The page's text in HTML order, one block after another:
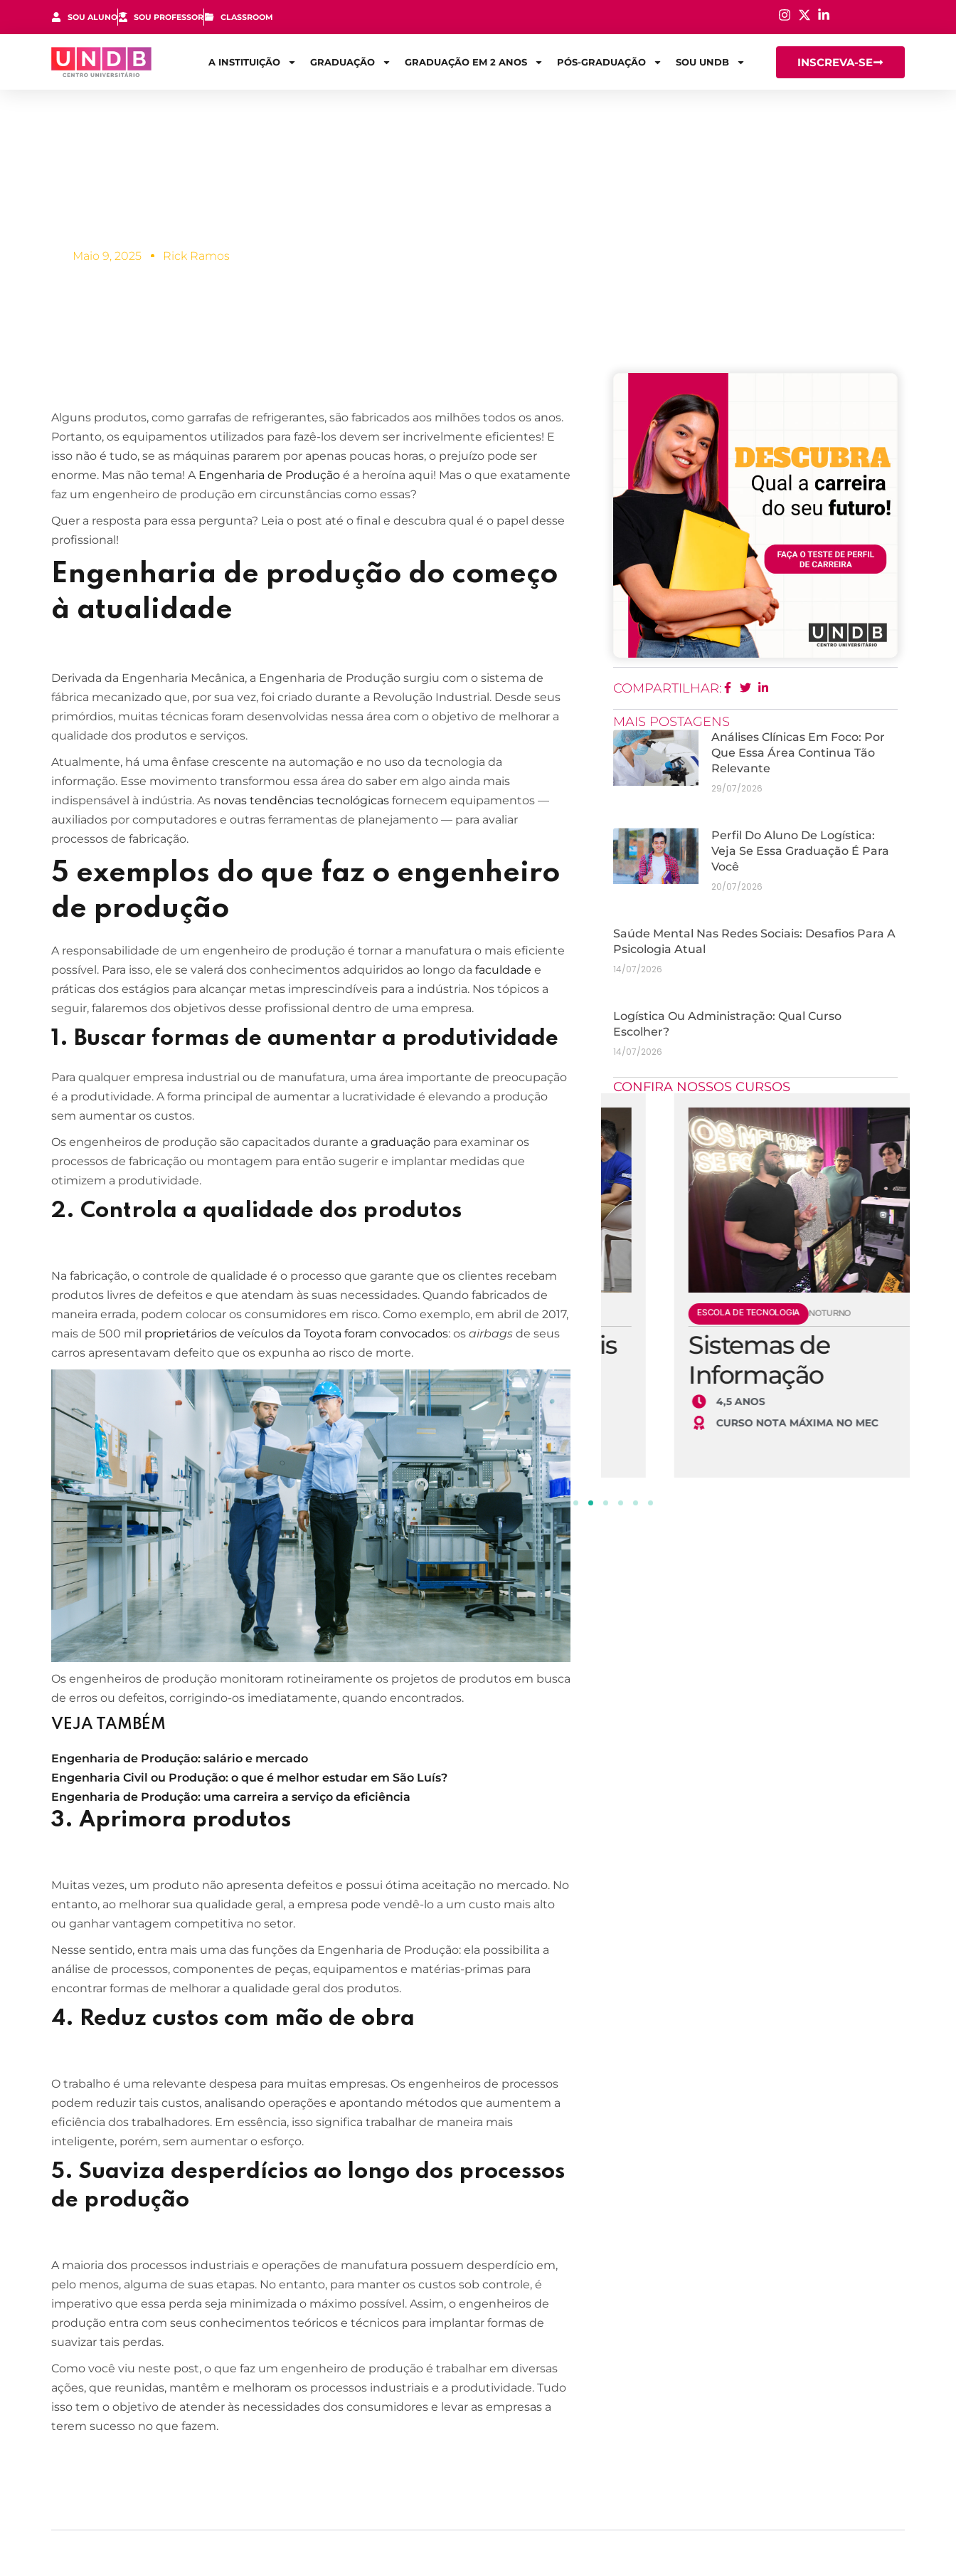
SOU ALUNO SOU PROFESSOR CLASSROOM
A INSTITUIÇÃO GRADUAÇÃO GRADUAÇÃO EM 2 ANOS PÓS-GRADUAÇÃO SOU UNDB INSCREVA-SE
Maio 9, 2025 Rick Ramos
Alguns produtos, como garrafas de refrigerantes, são fabricados aos milhões todos os anos.
Portanto, os equipamentos utilizados para fazê-los devem ser incrivelmente eficientes! E
isso não é tudo, se as máquinas pararem por apenas poucas horas, o prejuízo pode ser
enorme. Mas não tema! A Engenharia de Produção é a heroína aqui! Mas o que exatamente
faz um engenheiro de produção em circunstâncias como essas?
Quer a resposta para essa pergunta? Leia o post até o final e descubra qual é o papel desse
profissional!
Engenharia de produção do começo
à atualidade
Derivada da Engenharia Mecânica, a Engenharia de Produção surgiu com o sistema de
fábrica mecanizado que, por sua vez, foi criado durante a Revolução Industrial. Desde seus
primórdios, muitas técnicas foram desenvolvidas nessa área com o objetivo de melhorar a
qualidade dos produtos e serviços.
Atualmente, há uma ênfase crescente na automação e no uso da tecnologia da
informação. Esse movimento transformou essa área do saber em algo ainda mais
indispensável à indústria. As novas tendências tecnológicas fornecem equipamentos —
auxiliados por computadores e outras ferramentas de planejamento — para avaliar
processos de fabricação.
5 exemplos do que faz o engenheiro
de produção
A responsabilidade de um engenheiro de produção é tornar a manufatura o mais eficiente
possível. Para isso, ele se valerá dos conhecimentos adquiridos ao longo da faculdade e
práticas dos estágios para alcançar metas imprescindíveis para a indústria. Nos tópicos a
seguir, falaremos dos objetivos desse profissional dentro de uma empresa.
1. Buscar formas de aumentar a produtividade
Para qualquer empresa industrial ou de manufatura, uma área importante de preocupação
é a produtividade. A forma principal de aumentar a lucratividade é elevando a produção
sem aumentar os custos.
Os engenheiros de produção são capacitados durante a graduação para examinar os
processos de fabricação ou montagem para então sugerir e implantar medidas que
otimizem a produtividade.
2. Controla a qualidade dos produtos
Na fabricação, o controle de qualidade é o processo que garante que os clientes recebam
produtos livres de defeitos e que atendam às suas necessidades. Quando fabricados de
maneira errada, podem colocar os consumidores em risco. Como exemplo, em abril de 2017,
mais de 500 mil proprietários de veículos da Toyota foram convocados: os airbags de seus
carros apresentavam defeito que os expunha ao risco de morte.
Os engenheiros de produção monitoram rotineiramente os projetos de produtos em busca
de erros ou defeitos, corrigindo-os imediatamente, quando encontrados.
VEJA TAMBÉM
Engenharia de Produção: salário e mercado
Engenharia Civil ou Produção: o que é melhor estudar em São Luís?
Engenharia de Produção: uma carreira a serviço da eficiência
3. Aprimora produtos
Muitas vezes, um produto não apresenta defeitos e possui ótima aceitação no mercado. No
entanto, ao melhorar sua qualidade geral, a empresa pode vendê-lo a um custo mais alto
ou ganhar vantagem competitiva no setor.
Nesse sentido, entra mais uma das funções da Engenharia de Produção: ela possibilita a
análise de processos, componentes de peças, equipamentos e matérias-primas para
encontrar formas de melhorar a qualidade geral dos produtos.
4. Reduz custos com mão de obra
O trabalho é uma relevante despesa para muitas empresas. Os engenheiros de processos
podem reduzir tais custos, analisando operações e apontando métodos que aumentem a
eficiência dos trabalhadores. Em essência, isso significa trabalhar de maneira mais
inteligente, porém, sem aumentar o esforço.
5. Suaviza desperdícios ao longo dos processos
de produção
A maioria dos processos industriais e operações de manufatura possuem desperdício em,
pelo menos, alguma de suas etapas. No entanto, para manter os custos sob controle, é
imperativo que essa perda seja minimizada o máximo possível. Assim, o engenheiros de
produção entra com seus conhecimentos teóricos e técnicos para implantar formas de
suavizar tais perdas.
Como você viu neste post, o que faz um engenheiro de produção é trabalhar em diversas
ações, que reunidas, mantêm e melhoram os processos industriais e a produtividade. Tudo
isso tem o objetivo de atender às necessidades dos consumidores e levar as empresas a
terem sucesso no que fazem.
COMPARTILHAR:
MAIS POSTAGENS
Análises Clínicas Em Foco: Por
Que Essa Área Continua Tão
Relevante
29/07/2026
Perfil Do Aluno De Logística:
Veja Se Essa Graduação É Para
Você
20/07/2026
Saúde Mental Nas Redes Sociais: Desafios Para A
Psicologia Atual
14/07/2026
Logística Ou Administração: Qual Curso
Escolher?
14/07/2026
CONFIRA NOSSOS CURSOS
ESCOLA DE NEGÓCIOS NOTURNO
Contábeis
4 ANOS
MELHOR CURSO PRIVADO DE SÃO LUÍS -
ENADE/MEC
ESCOLA DE NEGÓCIOS NOTURNO
Processos Gerenciais
2 ANOS
INSCREVA-SE!
ESCOLA DE TECNOLOGIA NOTURNO
Sistemas de
Informação
4,5 ANOS
CURSO NOTA MÁXIMA NO MEC